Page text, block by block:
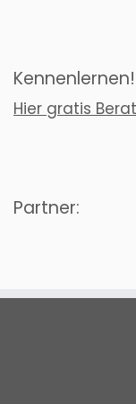
Kennenlernen!
Hier gratis
Partner: